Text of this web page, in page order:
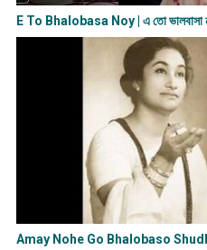
E To Bhalobasa Noy | এ তো ভালবাসা
Amay Nohe Go Bhalobaso Shudhu